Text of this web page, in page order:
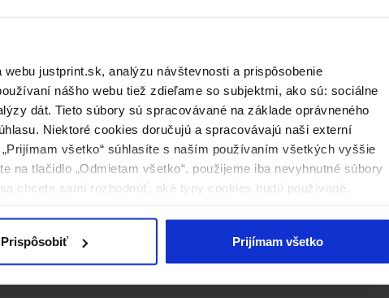
justprint.sk, analýzu návštevnosti a prispôsobenie
nášho webu tiež zdieľame so subjektmi, ako sú: sociálne
dát. Tieto súbory sú spracovávané na základe oprávneného
Niektoré cookies doručujú a spracovávajú naši externí
všetko“ súhlasíte s naším používaním všetkých vyššie
na tlačidlo „Odmietam všetko“, použijeme iba nevyhnutné súbory
chcete sami rozhodnúť, aké typy cookies budú používané,
Prispôsobiť Prijímam všetko